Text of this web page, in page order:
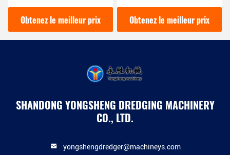
Bateau 10 cubic
Obtenez le meilleur prix
mauvaises herbes utilisée
pour collecter et nettoyer
la rivière de la récolte des
plantes aquatiques
Obtenez le meilleur prix
SHANDONG YONGSHENG DREDGING MACHINERY
CO., LTD.
yongshengdredger@machineys.com